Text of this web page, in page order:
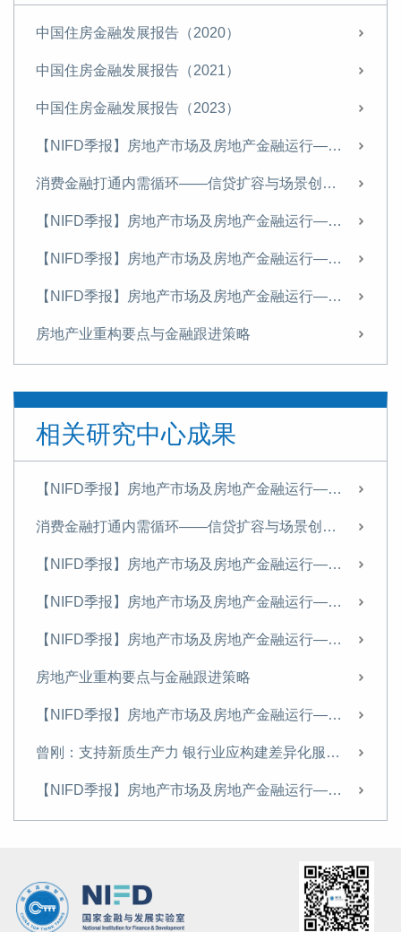
中国住房金融发展报告（2020）
中国住房金融发展报告（2021）
中国住房金融发展报告（2023）
【NIFD季报】房地产市场及房地产金融运行——2025H2房地产金融
消费金融打通内需循环——信贷扩容与场景创新的政策协同路径
【NIFD季报】房地产市场及房地产金融运行——2025H1房地产金融
【NIFD季报】房地产市场及房地产金融运行——2024年度房地产金融
【NIFD季报】房地产市场及房地产金融运行——2024Q3房地产金融
房地产业重构要点与金融跟进策略
【NIFD季报】以旧换新政策有新意，政策效果待检验——2024Q1房地产金融
“一带一路”建设助推人民币国际化
完善货币管理机制 建设现代中央银行制度
房地产市场风险：根源、影响及对策——兼论金融如何促进房地产转型
【NIFD季报】稳妥处置“集体停贷”事件至关重要——2022Q2房地产金融
推进租赁住房市场，租金管制是最优政策选项吗？
相关研究中心成果
【NIFD季报】房地产市场及房地产金融运行——2025H2房地产金融
消费金融打通内需循环——信贷扩容与场景创新的政策协同路径
【NIFD季报】房地产市场及房地产金融运行——2025H1房地产金融
【NIFD季报】房地产市场及房地产金融运行——2024年度房地产金融
【NIFD季报】房地产市场及房地产金融运行——2024Q3房地产金融
房地产业重构要点与金融跟进策略
【NIFD季报】房地产市场及房地产金融运行——2024Q2--房地产金融
曾刚：支持新质生产力 银行业应构建差异化服务体系
【NIFD季报】房地产市场及房地产金融运行——2023年度房地产金融